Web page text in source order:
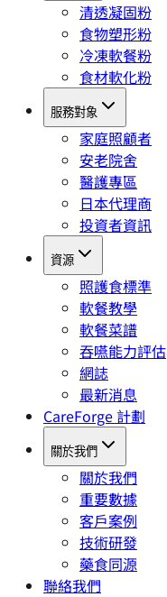
清透凝固粉
食物塑形粉
冷凍軟餐粉
食材軟化粉
服務對象
家庭照顧者
安老院舍
醫護專區
日本代理商
投資者資訊
資源
照護食標準
軟餐教學
軟餐菜譜
吞嚥能力評估
網誌
最新消息
CareForge 計劃
關於我們
關於我們
重要數據
客戶案例
技術研發
藥食同源
聯絡我們